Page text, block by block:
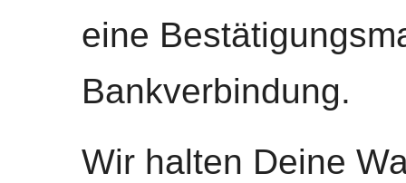
eine
Bankverbindung.
Wir halten Deine